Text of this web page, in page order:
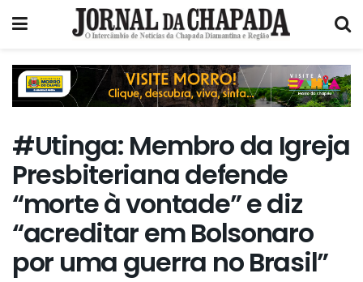
#Utinga: Membro da Igreja
Presbiteriana defende
“morte à vontade” e diz
“acreditar em Bolsonaro
por uma guerra no Brasil”